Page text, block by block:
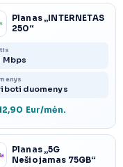
Planas „INTERNETAS
250“
Mbps
duomenys
Eur/mėn.
Planas „5G
Nešiojamas 75GB“